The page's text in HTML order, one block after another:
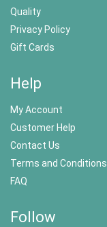
Quality
Privacy Policy
Gift Cards
Help
My Account
Customer Help
Contact Us
Terms and Conditions
FAQ
Follow